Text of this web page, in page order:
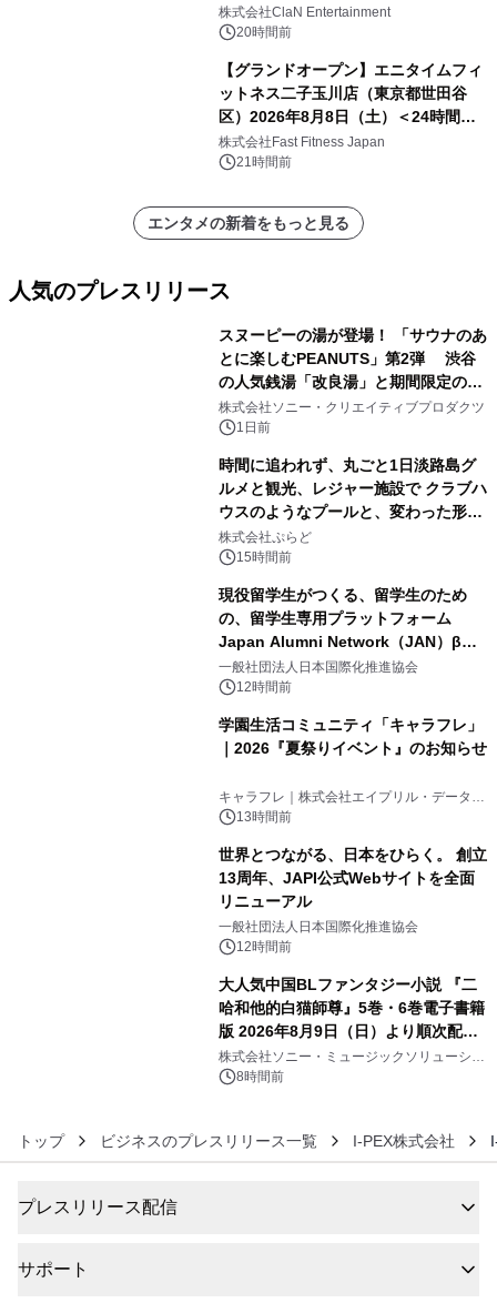
開催決定！！
株式会社ClaN Entertainment
20時間前
【グランドオープン】エニタイムフィ
ットネス二子玉川店（東京都世田谷
区）2026年8月8日（土）＜24時間年
中無休のフィットネスジム＞
株式会社Fast Fitness Japan
21時間前
エンタメの新着をもっと見る
人気のプレスリリース
スヌーピーの湯が登場！ 「サウナのあ
とに楽しむPEANUTS」第2弾 渋谷
の人気銭湯「改良湯」と期間限定のコ
ラボレーション サウナイキタイコラ
ボグッズも発売決定！
株式会社ソニー・クリエイティブプロダクツ
1日前
時間に追われず、丸ごと1日淡路島グ
ルメと観光、レジャー施設で クラブハ
ウスのようなプールと、変わった形の
サウナも 「THE BOXY AWAJI」のお
得な素泊まり連泊プランで
株式会社ぷらど
15時間前
現役留学生がつくる、留学生のため
の、留学生専用プラットフォーム
Japan Alumni Network（JAN）β版
をリリース
一般社団法人日本国際化推進協会
12時間前
学園生活コミュニティ「キャラフレ」
｜2026『夏祭りイベント』のお知らせ
キャラフレ｜株式会社エイプリル・データ・
デザインズ
13時間前
世界とつながる、日本をひらく。 創立
13周年、JAPI公式Webサイトを全面
リニューアル
一般社団法人日本国際化推進協会
12時間前
大人気中国BLファンタジー小説 『二
哈和他的白猫師尊』5巻・6巻電子書籍
版 2026年8月9日（日）より順次配信
開始
株式会社ソニー・ミュージックソリューショ
ンズ8時間前
トップ ビジネスのプレスリリース一覧 I-PEX株式会社
プレスリリース配信
サポート